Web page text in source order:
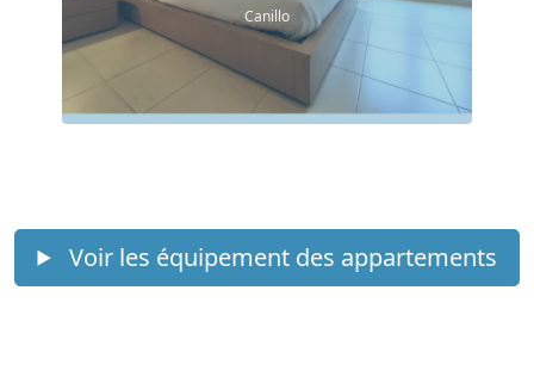
Canillo
Voir les équipement des appartements